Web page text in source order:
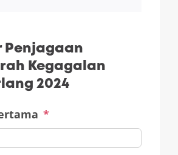
Penjagaan
Kegagalan
2024
*